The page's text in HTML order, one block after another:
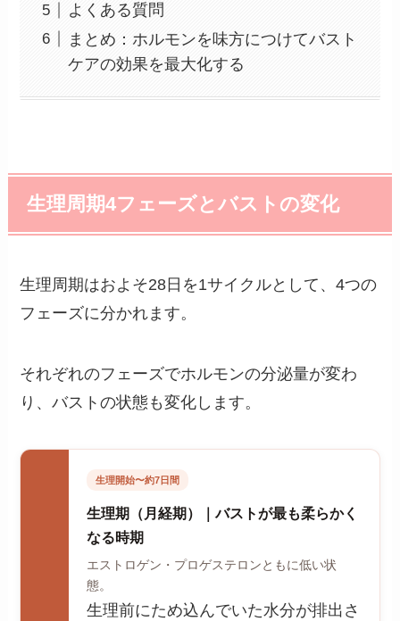
よくある質問
まとめ：ホルモンを味方につけてバスト
ケアの効果を最大化する
生理周期4フェーズとバストの変化
生理周期はおよそ28日を1サイクルとして、4つの
フェーズに分かれます。
それぞれのフェーズでホルモンの分泌量が変わ
り、バストの状態も変化します。
生理開始〜約7日間
生理期（月経期）｜バストが最も柔らかく
なる時期
エストロゲン・プロゲステロンともに低い状
態。
生理前にため込んでいた水分が排出さ